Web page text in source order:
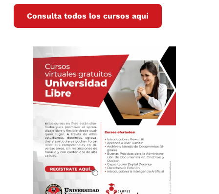
Consulta todos los cursos aquí